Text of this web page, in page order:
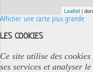
Leaflet |
Afficher une carte plus grande
LES COOKIES
Ce site utilise des
ses services et analyser